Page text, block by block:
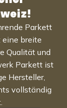
Parkett
eine breite
Qualität und
Parkett ist
Hersteller,
vollständig